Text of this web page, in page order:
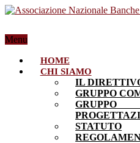
Menu
HOME
CHI SIAMO
IL
GRUPPO
STATUTO